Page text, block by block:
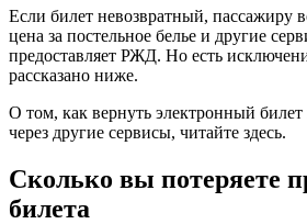
Если билет невозвратный, пассажиру
цена за постельное белье и другие
предоставляет РЖД. Но есть
рассказано ниже.
О том, как вернуть электронный
через другие сервисы, читайте здесь.
Сколько вы потеряете
билета